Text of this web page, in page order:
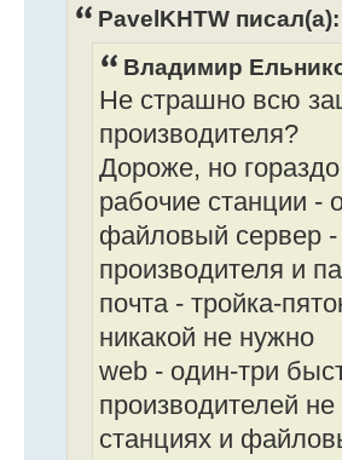
PavelKHTW писал(а):
Владимир
Не страшно всю
производителя?
Дороже, но
рабочие станции
файловый сервер
производителя и
почта - тройка-
никакой не нужно
web - один-три
производителей
станциях и